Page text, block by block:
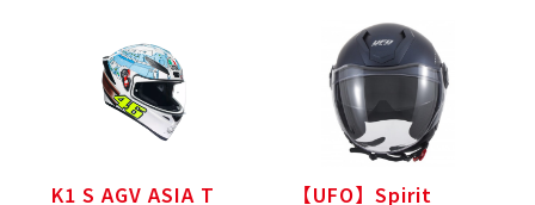
K1 S AGV ASIA T 【UFO】Spirit